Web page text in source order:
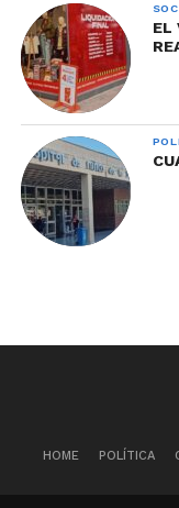
EL
HOME POLÍTICA